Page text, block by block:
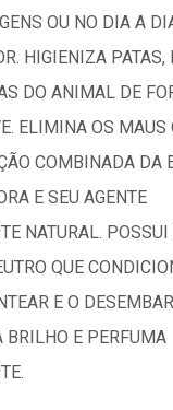
OU NO DIA A
HIGIENIZA PATAS,
DO ANIMAL DE
ELIMINA OS MAUS
COMBINADA DA
E SEU AGENTE
NATURAL.
QUE
E O
BRILHO E PERFUMA